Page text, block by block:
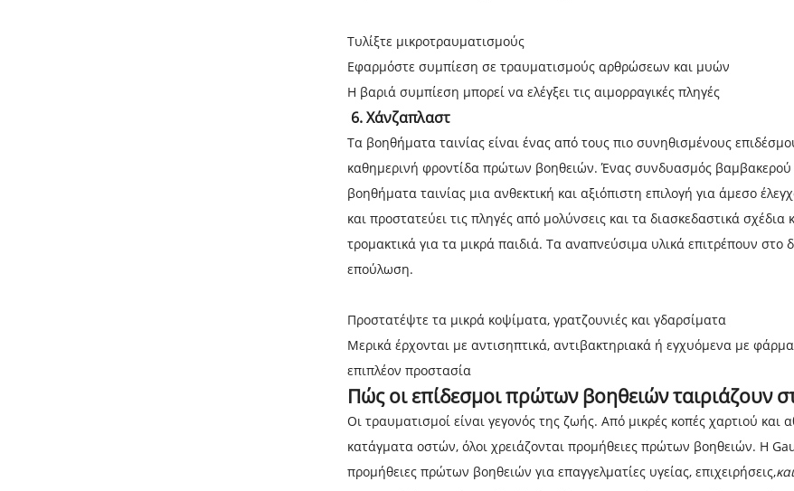
Τυλίξτε μικροτραυματισμούς
Εφαρμόστε συμπίεση σε τραυματισμούς αρθρώσεων και μυών
Η βαριά συμπίεση μπορεί να ελέγξει τις αιμορραγικές πληγές
6.Χάνζαπλαστ
Τα βοηθήματα ταινίας είναι ένας από τους πιο συνηθισμένους
καθημερινή φροντίδα πρώτων βοηθειών. Ένας συνδυασμός βαμβακερού
βοηθήματα ταινίας μια ανθεκτική και αξιόπιστη επιλογή για άμεσο
και προστατεύει τις πληγές από μολύνσεις και τα διασκεδαστικά
τρομακτικά για τα μικρά παιδιά. Τα αναπνεύσιμα υλικά επιτρέπουν
επούλωση.
Προστατέψτε τα μικρά κοψίματα, γρατζουνιές και γδαρσίματα
Μερικά έρχονται με αντισηπτικά, αντιβακτηριακά ή εγχυόμενα με
επιπλέον προστασία
Πώς οι επίδεσμοι πρώτων βοηθειών ταιριάζουν
Οι τραυματισμοί είναι γεγονός της ζωής. Από μικρές κοπές χαρτιού
κατάγματα οστών, όλοι χρειάζονται προμήθειες πρώτων βοηθειών. Η
προμήθειες πρώτων βοηθειών για επαγγελματίες υγείας, επιχειρήσεις,και